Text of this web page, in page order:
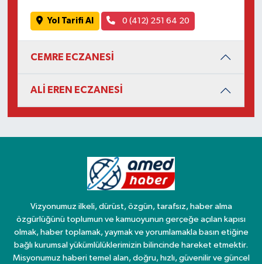
Yol Tarifi Al 0 (412) 251 64 20
CEMRE ECZANESİ
ALİ EREN ECZANESİ
Vizyonumuz ilkeli, dürüst, özgün, tarafsız, haber alma
özgürlüğünü toplumun ve kamuoyunun gerçeğe açılan kapısı
olmak, haber toplamak, yaymak ve yorumlamakla basın etiğine
bağlı kurumsal yükümlülüklerimizin bilincinde hareket etmektir.
Misyonumuz haberi temel alan, doğru, hızlı, güvenilir ve güncel